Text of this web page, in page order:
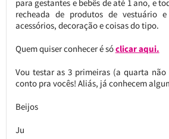
para gestantes e bebês de até 1 ano, e
recheada de produtos de vestuário e
acessórios, decoração e coisas do tipo.
Quem quiser conhecer é sóclicar aqui.
Vou testar as 3 primeiras (a quarta não
conto pra vocês! Aliás, já conhecem
Beijos
Ju